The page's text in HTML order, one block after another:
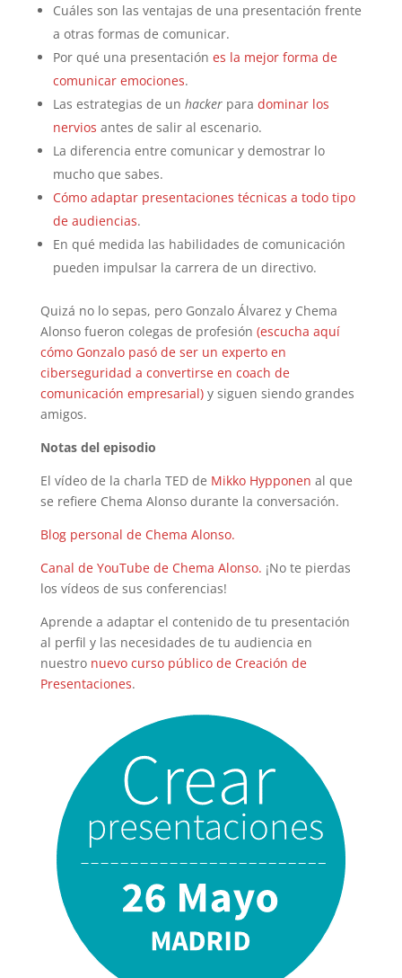
Cuáles son las ventajas de una presentación frente
a otras formas de comunicar.
Por qué una presentación es la mejor forma de
comunicar emociones.
Las estrategias de un hacker para dominar los
nervios antes de salir al escenario.
La diferencia entre comunicar y demostrar lo
mucho que sabes.
Cómo adaptar presentaciones técnicas a todo tipo
de audiencias.
En qué medida las habilidades de comunicación
pueden impulsar la carrera de un directivo.
Quizá no lo sepas, pero Gonzalo Álvarez y Chema
Alonso fueron colegas de profesión (escucha aquí
cómo Gonzalo pasó de ser un experto en
ciberseguridad a convertirse en coach de
comunicación empresarial)y siguen siendo grandes
amigos.
Notas del episodio
El vídeo de la charla TED de Mikko Hypponen al que
se refiere Chema Alonso durante la conversación.
Blog personal de Chema Alonso.
Canal de YouTube de Chema Alonso. ¡No te pierdas
los vídeos de sus conferencias!
Aprende a adaptar el contenido de tu presentación
al perfil y las necesidades de tu audiencia en
nuestro nuevo curso público de Creación de
Presentaciones.